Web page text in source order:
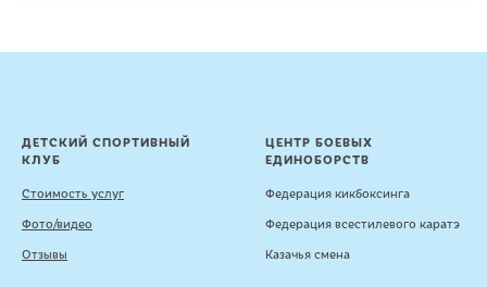
ДЕТСКИЙ СПОРТИВНЫЙ
КЛУБ
Стоимость услуг
Фото/видео
Отзывы
ЦЕНТР БОЕВЫХ
ЕДИНОБОРСТВ
Федерация кикбоксинга
Федерация всестилевого каратэ
Казачья смена